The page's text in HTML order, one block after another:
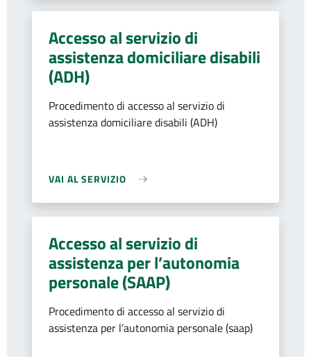
Accesso al servizio di
assistenza domiciliare disabili
(ADH)
Procedimento di accesso al servizio di
assistenza domiciliare disabili (ADH)
VAI AL SERVIZIO
Accesso al servizio di
assistenza per l’autonomia
personale (SAAP)
Procedimento di accesso al servizio di
assistenza per l’autonomia personale (saap)